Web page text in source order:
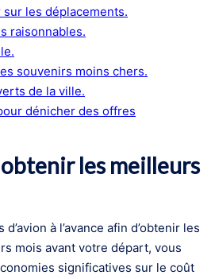
les déplacements.
raisonnables.
souvenirs moins chers.
de la ville.
dénicher des offres
obtenir les meilleurs
à l’avance afin d’obtenir les
mois avant votre départ, vous
significatives sur le coût